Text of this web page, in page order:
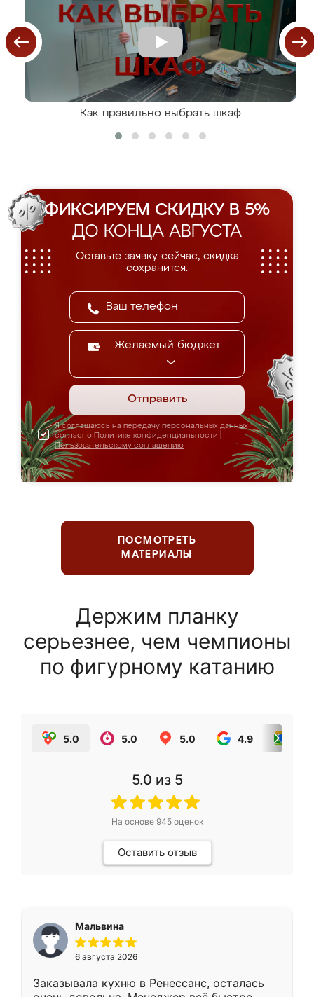
Как правильно выбрать шкаф
ФИКСИРУЕМ СКИДКУ В 5%
ДО КОНЦА АВГУСТА
Оставьте заявку сейчас, скидка
сохранится.
Желаемый бюджет
Отправить
Я соглашаюсь на передачу персональных данных
согласно Политике конфиденциальности
Пользовательскому соглашению
ПОСМОТРЕТЬ
МАТЕРИАЛЫ
Держим планку
серьезнее, чем чемпионы
по фигурному катанию
5.0 5.0 5.0 4.9
5.0 из 5
На основе 945оценок
Оставить отзыв
Мальвина
6 августа 2026
Заказывала кухню в Ренессанс, осталась